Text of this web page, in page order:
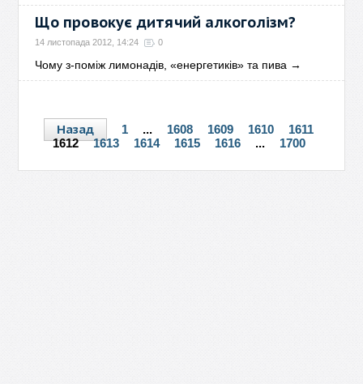
Що провокує дитячий алкоголізм?
14 листопада 2012, 14:24 0
Чому з-поміж лимонадів, «енергетиків» та пива →
Назад 1 ... 1608 1609 1610
1611
1612
1613 1614 1615 1616 ... 1700